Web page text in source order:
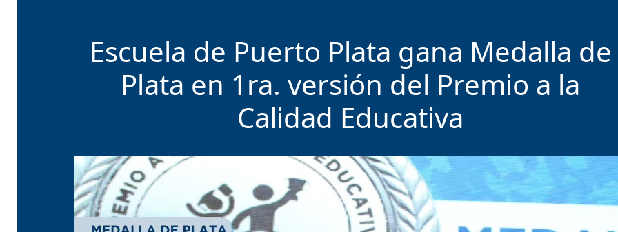
Escuela de Puerto Plata gana Medalla de
Plata en 1ra. versión del Premio a la
Calidad Educativa